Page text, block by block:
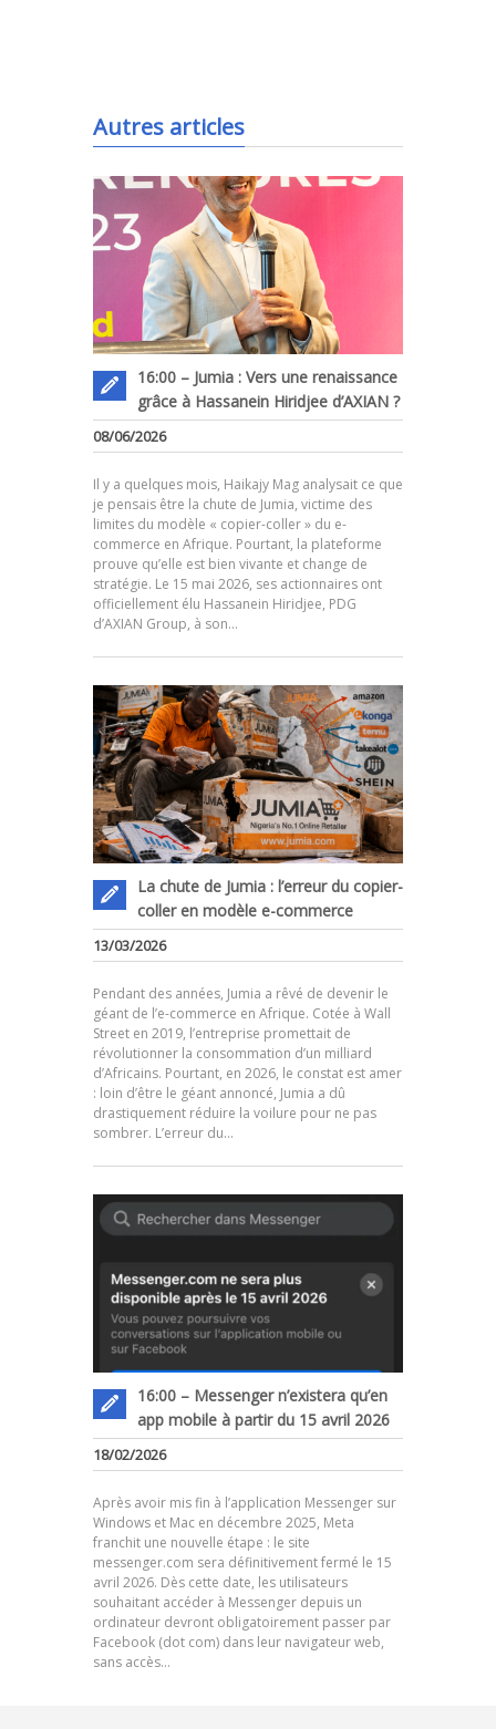
Autres articles
16:00 – Jumia : Vers une renaissance
grâce à Hassanein Hiridjee d’AXIAN ?
08/06/2026
Il y a quelques mois, Haikajy Mag analysait ce que
je pensais être la chute de Jumia, victime des
limites du modèle « copier-coller » du e-
commerce en Afrique. Pourtant, la plateforme
prouve qu’elle est bien vivante et change de
stratégie. Le 15 mai 2026, ses actionnaires ont
officiellement élu Hassanein Hiridjee, PDG
d’AXIAN Group, à son…
La chute de Jumia : l’erreur du copier-
coller en modèle e-commerce
13/03/2026
Pendant des années, Jumia a rêvé de devenir le
géant de l’e-commerce en Afrique. Cotée à Wall
Street en 2019, l’entreprise promettait de
révolutionner la consommation d’un milliard
d’Africains. Pourtant, en 2026, le constat est amer
: loin d’être le géant annoncé, Jumia a dû
drastiquement réduire la voilure pour ne pas
sombrer. L’erreur du…
16:00 – Messenger n’existera qu’en
app mobile à partir du 15 avril 2026
18/02/2026
Après avoir mis fin à l’application Messenger sur
Windows et Mac en décembre 2025, Meta
franchit une nouvelle étape : le site
messenger.com sera définitivement fermé le 15
avril 2026. Dès cette date, les utilisateurs
souhaitant accéder à Messenger depuis un
ordinateur devront obligatoirement passer par
Facebook (dot com) dans leur navigateur web,
sans accès…